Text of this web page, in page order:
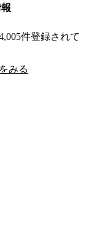
件登録されて
みる